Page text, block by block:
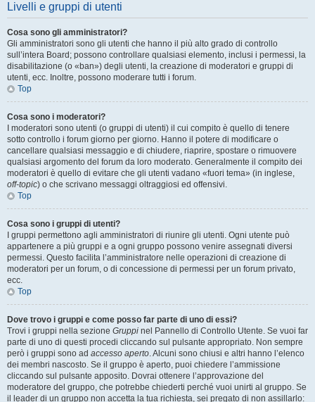
Livelli e gruppi di utenti
Cosa sono gli amministratori?
Gli amministratori sono gli utenti che hanno il più alto grado di controllo
sull’intera Board; possono controllare qualsiasi elemento, inclusi i permessi, la
disabilitazione (o «ban») degli utenti, la creazione di moderatori e gruppi di
utenti, ecc. Inoltre, possono moderare tutti i forum.
Top
Cosa sono i moderatori?
I moderatori sono utenti (o gruppi di utenti) il cui compito è quello di tenere
sotto controllo i forum giorno per giorno. Hanno il potere di modificare o
cancellare qualsiasi messaggio e di chiudere, riaprire, spostare o rimuovere
qualsiasi argomento del forum da loro moderato. Generalmente il compito dei
moderatori è quello di evitare che gli utenti vadano «fuori tema» (in inglese,
off-topic) o che scrivano messaggi oltraggiosi ed offensivi.
Top
Cosa sono i gruppi di utenti?
I gruppi permettono agli amministratori di riunire gli utenti. Ogni utente può
appartenere a più gruppi e a ogni gruppo possono venire assegnati diversi
permessi. Questo facilita l’amministratore nelle operazioni di creazione di
moderatori per un forum, o di concessione di permessi per un forum privato,
ecc.
Top
Dove trovo i gruppi e come posso far parte di uno di essi?
Trovi i gruppi nella sezione Gruppi nel Pannello di Controllo Utente. Se vuoi far
parte di uno di questi procedi cliccando sul pulsante appropriato. Non sempre
però i gruppi sono ad accesso aperto. Alcuni sono chiusi e altri hanno l’elenco
dei membri nascosto. Se il gruppo è aperto, puoi chiedere l’ammissione
cliccando sul pulsante apposito. Dovrai ottenere l’approvazione del
moderatore del gruppo, che potrebbe chiederti perché vuoi unirti al gruppo. Se
il leader di un gruppo non accetta la tua richiesta, sei pregato di non assillarlo: